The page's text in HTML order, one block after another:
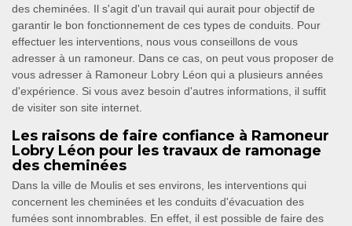
des cheminées. Il s'agit d'un travail qui aurait pour objectif de
garantir le bon fonctionnement de ces types de conduits. Pour
effectuer les interventions, nous vous conseillons de vous
adresser à un ramoneur. Dans ce cas, on peut vous proposer de
vous adresser à Ramoneur Lobry Léon qui a plusieurs années
d'expérience. Si vous avez besoin d'autres informations, il suffit
de visiter son site internet.
Les raisons de faire confiance à Ramoneur
Lobry Léon pour les travaux de ramonage
des cheminées
Dans la ville de Moulis et ses environs, les interventions qui
concernent les cheminées et les conduits d'évacuation des
fumées sont innombrables. En effet, il est possible de faire des